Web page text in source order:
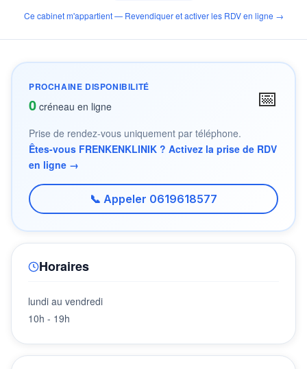
Ce cabinet m'appartient — Revendiquer et activer les RDV en ligne →
PROCHAINE DISPONIBILITÉ
0 créneau en ligne 📅
Prise de rendez-vous uniquement par téléphone.
Êtes-vous FRENKENKLINIK ? Activez la prise de RDV
en ligne →
📞 Appeler 0619618577
Horaires
lundi au vendredi
10h - 19h